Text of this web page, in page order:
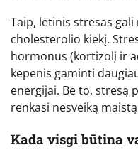
Taip, lėtinis stresas
cholesterolio kiekį.
hormonus (kortizolį ir
kepenis gaminti
energijai. Be to, stresą
renkasi nesveiką
Kada visgi būtina